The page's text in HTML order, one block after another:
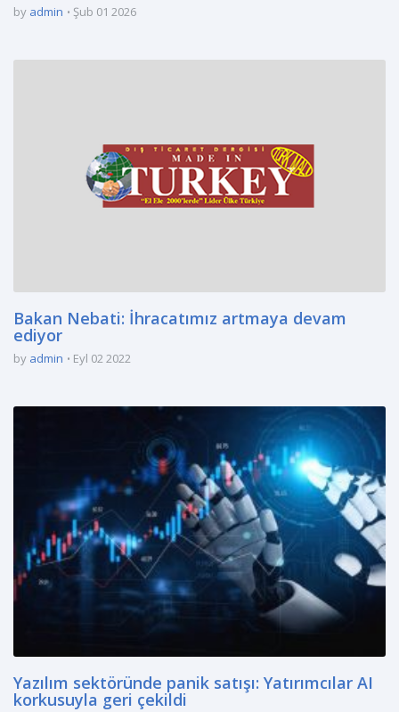
by admin Şub 01 2026
Bakan Nebati: İhracatımız artmaya devam
ediyor
by admin Eyl 02 2022
Yazılım sektöründe panik satışı: Yatırımcılar AI
korkusuyla geri çekildi